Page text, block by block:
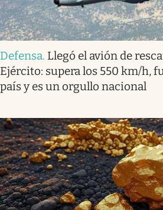
Defensa. Llegó el avión de
Ejército: supera los 550 km/h,
país y es un orgullo nacional